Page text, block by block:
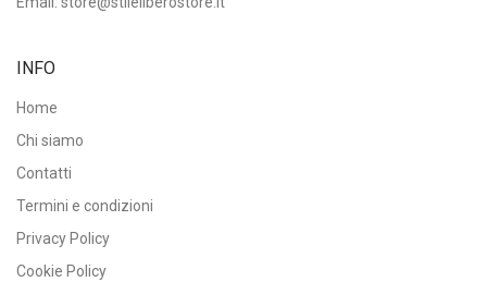
INFO
Home
Chi siamo
Contatti
Termini e condizioni
Privacy Policy
Cookie Policy